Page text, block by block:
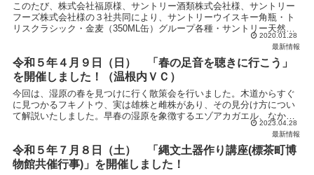
このたび、株式会社福原様、サントリー酒類株式会社様、サントリー
フーズ株式会社様の３社共同により、サントリーウイスキー角瓶・ト
リスクラシック・金麦（350ML缶）グループ各種・サントリー天然水
2020.01.28
最新情報
令和５年４月９日（日） 「春の足音を聴きに行こう」
を開催しました！（温根内ＶＣ）
今回は、湿原の春を見つけに行く散策会を行いました。木道からすぐ
に見つかるフキノトウ、実は雄株と雌株があり、その見分け方につい
て解説いたしました。早春の湿原を象徴するエゾアカガエル、なかな
か姿は見えませんでしたが、鳴声はいたるところから響いて...2023.04.28
最新情報
令和５年７月８日（土） 「縄文土器作り講座(標茶町博
物館共催行事)」を開催しました！